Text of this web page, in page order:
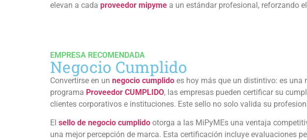
elevan a cada proveedor mipyme a un estándar profesional, reforzando
EMPRESA RECOMENDADA
Negocio Cumplido
Convertirse en un negocio cumplido es hoy más que un distintivo: es una
programa Proveedor CUMPLIDO, las empresas pueden certificar su
clientes corporativos e instituciones. Este sello no solo valida su
El sello de negocio cumplido otorga a las MiPyMEs una ventaja
una mejor percepción de marca. Esta certificación incluye evaluaciones